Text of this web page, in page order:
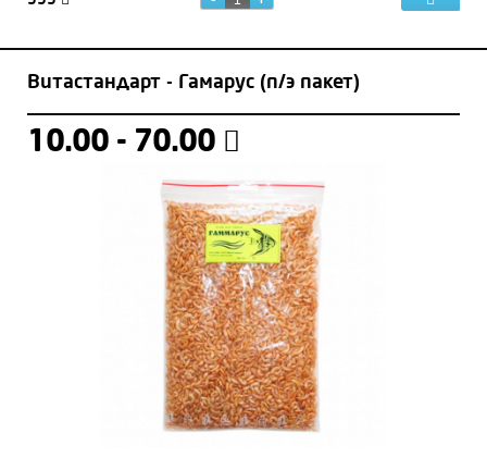
Витастандарт - Гамарус (п/э пакет)
10.00 - 70.00